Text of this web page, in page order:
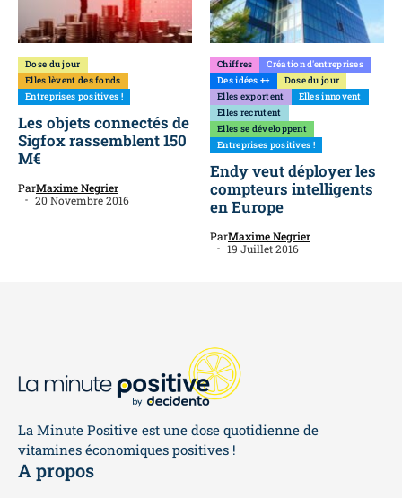
Dose du jour
Elles lèvent des fonds
Entreprises positives !
Les objets connectés de
Sigfox rassemblent 150
M€
ParMaxime Negrier
20 Novembre 2016
Chiffres
Création d'entreprises
Des idées ++
Dose du jour
Elles exportent
Elles innovent
Elles recrutent
Elles se développent
Entreprises positives !
Endy veut déployer les
compteurs intelligents
en Europe
ParMaxime Negrier
19 Juillet 2016
La Minute Positive est une dose quotidienne de
vitamines économiques positives !
A propos